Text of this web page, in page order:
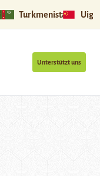
Turkmenistan
Unterstützt uns